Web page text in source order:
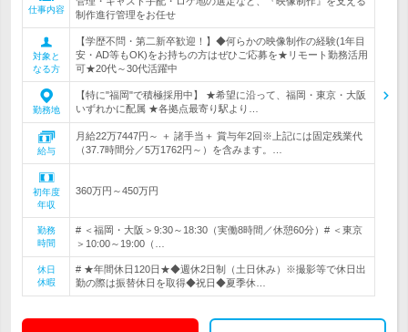
仕事内容
制作進行管理をお任せ
対象と
なる方
【学歴不問・第二新卒歓迎！】◆何らかの映像制作の経験(1年目
安・AD等もOK)をお持ちの方はぜひご応募を★リモート勤務活用
可★20代～30代活躍中
勤務地
【特に"福岡"で積極採用中】 ★希望に沿って、福岡・東京・大阪
いずれかに配属 ★各拠点最寄り駅より…
給与
月給22万7447円～ ＋ 諸手当＋ 賞与年2回※上記には固定残業代
（37.7時間分／5万1762円～）を含みます。…
初年度
年収
360万円～450万円
勤務
時間
# ＜福岡・大阪＞9:30～18:30（実働8時間／休憩60分）# ＜東京
＞10:00～19:00（…
休日
休暇
# ★年間休日120日★◆週休2日制（土日休み）※撮影等で休日出
勤の際は振替休日を取得◆祝日◆夏季休…